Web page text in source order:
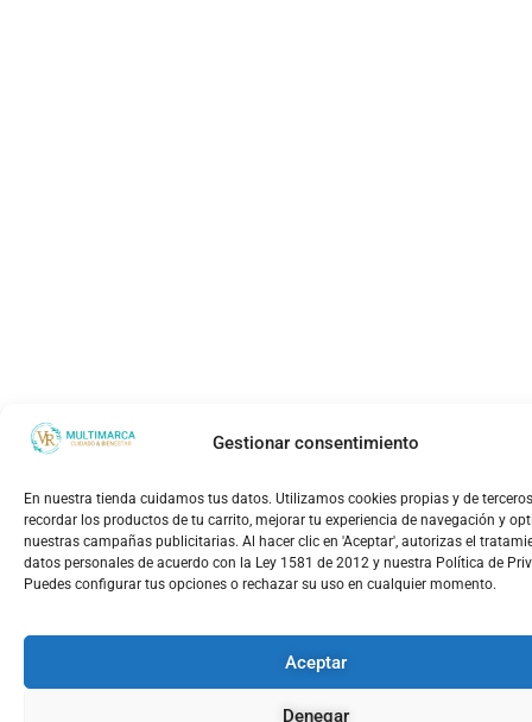
Gestionar consentimiento
En nuestra tienda cuidamos tus datos. Utilizamos cookies propias y de
recordar los productos de tu carrito, mejorar tu experiencia de navegación y
nuestras campañas publicitarias. Al hacer clic en 'Aceptar', autorizas el
datos personales de acuerdo con la Ley 1581 de 2012 y nuestra Política de
Puedes configurar tus opciones o rechazar su uso en cualquier momento.
Aceptar
Denegar